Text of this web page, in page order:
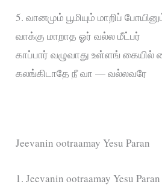
5. வானமும்‌ பூமியும்‌ மாறிப்‌
வாக்கு மாறாத ஓர்‌ வல்ல மீட்பர்‌
காப்பார்‌ வழுவாது உள்ளங்‌ கையில்‌
கலங்கிடாதே நீ வா — வல்லவரே
Jeevanin ootraamay Yesu Paran
1. Jeevanin ootraamay Yesu Paran